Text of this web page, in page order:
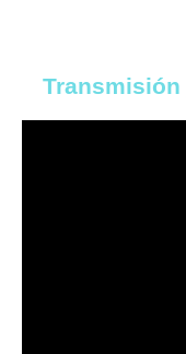
Transmisión